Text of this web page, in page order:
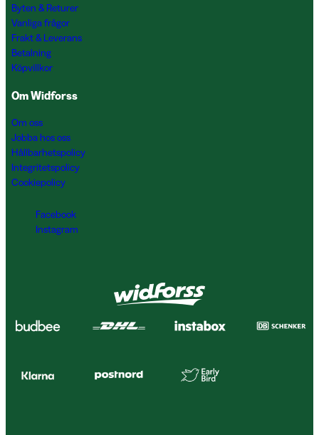
Byten & Returer
Vanliga frågor
Frakt & Leverans
Betalning
Köpvillkor
Om Widforss
Om oss
Jobba hos oss
Hållbarhetspolicy
Integritetspolicy
Cookiepolicy
Facebook
Instagram